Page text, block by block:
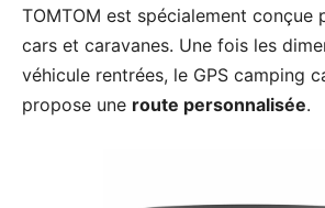
TOMTOM est spécialement conçue
cars et caravanes. Une fois les
véhicule rentrées, le GPS camping
propose une route personnalisée.